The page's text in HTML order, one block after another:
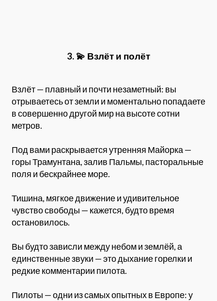
3. 💫 Взлёт и полёт
Взлёт — плавный и почти незаметный: вы
отрываетесь от земли и моментально попадаете
в совершенно другой мир на высоте сотни
метров.
Под вами раскрывается утренняя Майорка —
горы Трамунтана, залив Пальмы, пасторальные
поля и бескрайнее море.
Тишина, мягкое движение и удивительное
чувство свободы — кажется, будто время
остановилось.
Вы будто зависли между небом и землёй, а
единственные звуки — это дыхание горелки и
редкие комментарии пилота.
Пилоты — одни из самых опытных в Европе: у